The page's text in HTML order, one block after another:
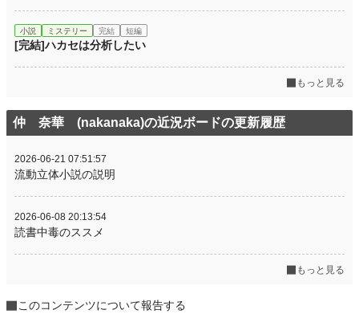
小説 ミステリー 完結 短編
[完結]ハカセは分析したい
もっと見る
仲 奈華 (nakanaka)の近況ボードの更新履歴
2026-06-21 07:51:57
流動立体小説の説明
2026-06-08 20:13:54
読書中毒のススメ
もっと見る
このコンテンツについて報告する